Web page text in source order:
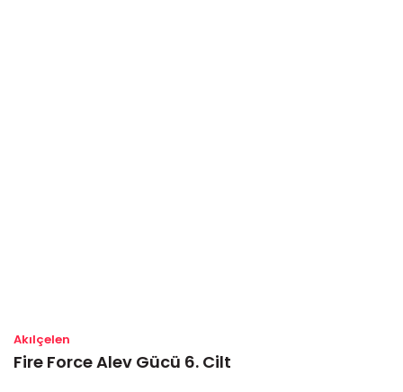
Akılçelen
Fire Force Alev Gücü 6. Cilt